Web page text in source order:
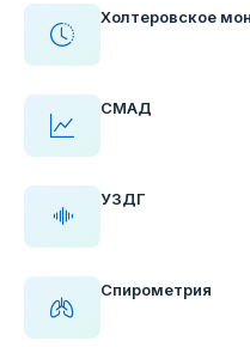
Холтеровское
СМАД
УЗДГ
Спирометрия